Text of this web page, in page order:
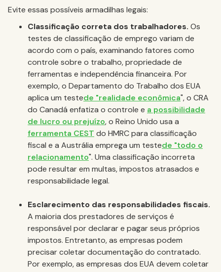
Evite essas possíveis armadilhas legais:
Classificação correta dos trabalhadores. Os
testes de classificação de emprego variam de
acordo com o país, examinando fatores como
controle sobre o trabalho, propriedade de
ferramentas e independência financeira. Por
exemplo, o Departamento do Trabalho dos EUA
aplica um testede "realidade econômica", o CRA
do Canadá enfatiza o controle e a possibilidade
de lucro ou prejuízo, o Reino Unido usa a
ferramenta CEST do HMRC para classificação
fiscal e a Austrália emprega um testede "todo o
relacionamento". Uma classificação incorreta
pode resultar em multas, impostos atrasados e
responsabilidade legal.
Esclarecimento das responsabilidades fiscais.
A maioria dos prestadores de serviços é
responsável por declarar e pagar seus próprios
impostos. Entretanto, as empresas podem
precisar coletar documentação do contratado.
Por exemplo, as empresas dos EUA devem coletar